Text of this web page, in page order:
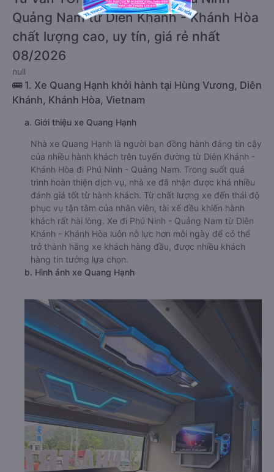
Quảng Nam từ Diên Khánh - Khánh Hòa
chất lượng cao, uy tín, giá rẻ nhất
08/2026
null
🚌 1. Xe Quang Hạnh khởi hành tại Hùng Vương, Diên
Khánh, Khánh Hòa, Vietnam
a. Giới thiệu xe Quang Hạnh
Nhà xe Quang Hạnh là người bạn đồng hành đáng tin cậy
của nhiều hành khách trên tuyến đường từ Diên Khánh -
Khánh Hòa đi Phú Ninh - Quảng Nam. Trong suốt quá
trình hoàn thiện dịch vụ, nhà xe đã nhận được khá nhiều
đánh giá tốt từ hành khách. Từ chất lượng xe đến thái độ
phục vụ tận tâm của nhân viên, tài xế đều khiến hành
khách rất hài lòng. Xe đi Phú Ninh - Quảng Nam từ Diên
Khánh - Khánh Hòa luôn nỗ lực hơn mỗi ngày để có thể
trở thành hãng xe khách hàng đầu, được nhiều khách
hàng tin tưởng lựa chọn.
b. Hình ảnh xe Quang Hạnh